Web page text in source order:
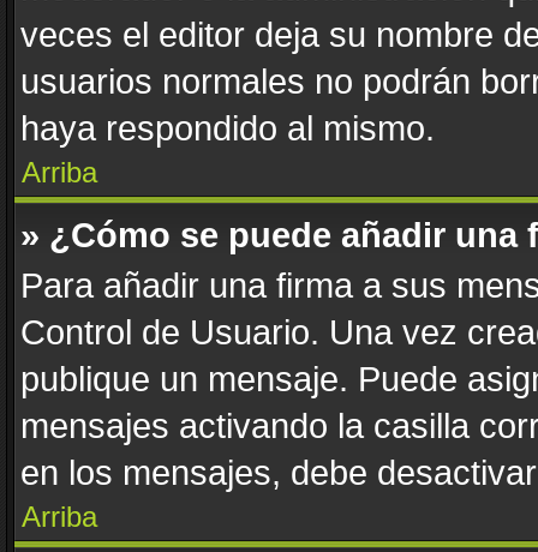
veces el editor deja su nombre
usuarios normales no podrán
haya respondido al mismo.
Arriba
» ¿Cómo se puede añadir una
Para añadir una firma a sus
Control de Usuario. Una vez
publique un mensaje. Puede
mensajes activando la casilla
en los mensajes, debe
Arriba